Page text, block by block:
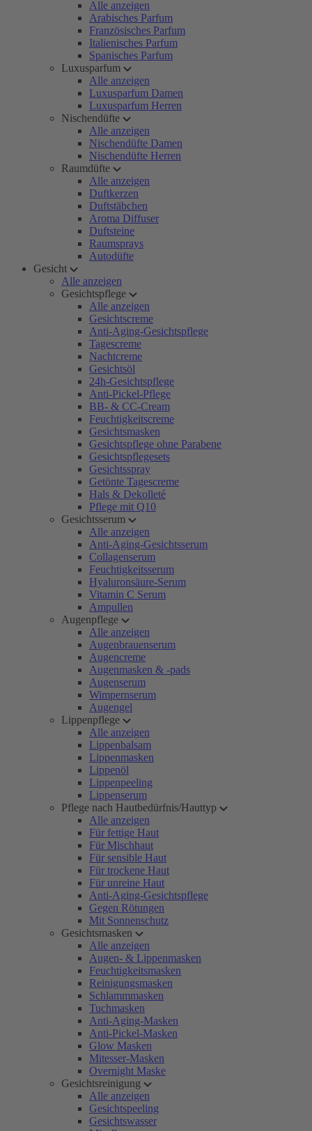
Alle anzeigen
Arabisches Parfum
Französisches Parfum
Italienisches Parfum
Spanisches Parfum
Luxusparfum
Alle anzeigen
Luxusparfum Damen
Luxusparfum Herren
Nischendüfte
Alle anzeigen
Nischendüfte Damen
Nischendüfte Herren
Raumdüfte
Alle anzeigen
Duftkerzen
Duftstäbchen
Aroma Diffuser
Duftsteine
Raumsprays
Autodüfte
Gesicht
Alle anzeigen
Gesichtspflege
Alle anzeigen
Gesichtscreme
Anti-Aging-Gesichtspflege
Tagescreme
Nachtcreme
Gesichtsöl
24h-Gesichtspflege
Anti-Pickel-Pflege
BB- & CC-Cream
Feuchtigkeitscreme
Gesichtsmasken
Gesichtspflege ohne Parabene
Gesichtspflegesets
Gesichtsspray
Getönte Tagescreme
Hals & Dekolleté
Pflege mit Q10
Gesichtsserum
Alle anzeigen
Anti-Aging-Gesichtsserum
Collagenserum
Feuchtigkeitsserum
Hyaluronsäure-Serum
Vitamin C Serum
Ampullen
Augenpflege
Alle anzeigen
Augenbrauenserum
Augencreme
Augenmasken & -pads
Augenserum
Wimpernserum
Augengel
Lippenpflege
Alle anzeigen
Lippenbalsam
Lippenmasken
Lippenöl
Lippenpeeling
Lippenserum
Pflege nach Hautbedürfnis/Hauttyp
Alle anzeigen
Für fettige Haut
Für Mischhaut
Für sensible Haut
Für trockene Haut
Für unreine Haut
Anti-Aging-Gesichtspflege
Gegen Rötungen
Mit Sonnenschutz
Gesichtsmasken
Alle anzeigen
Augen- & Lippenmasken
Feuchtigkeitsmasken
Reinigungsmasken
Schlammmasken
Tuchmasken
Anti-Aging-Masken
Anti-Pickel-Masken
Glow Masken
Mitesser-Masken
Overnight Maske
Gesichtsreinigung
Alle anzeigen
Gesichtspeeling
Gesichtswasser